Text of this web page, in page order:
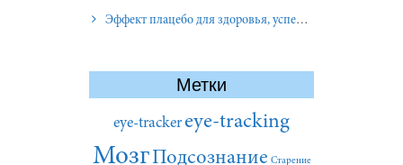
Эффект плацебо для здоровья, успеха и отношений
Метки
eye-tracker eye-tracking
МозгПодсознание Старение